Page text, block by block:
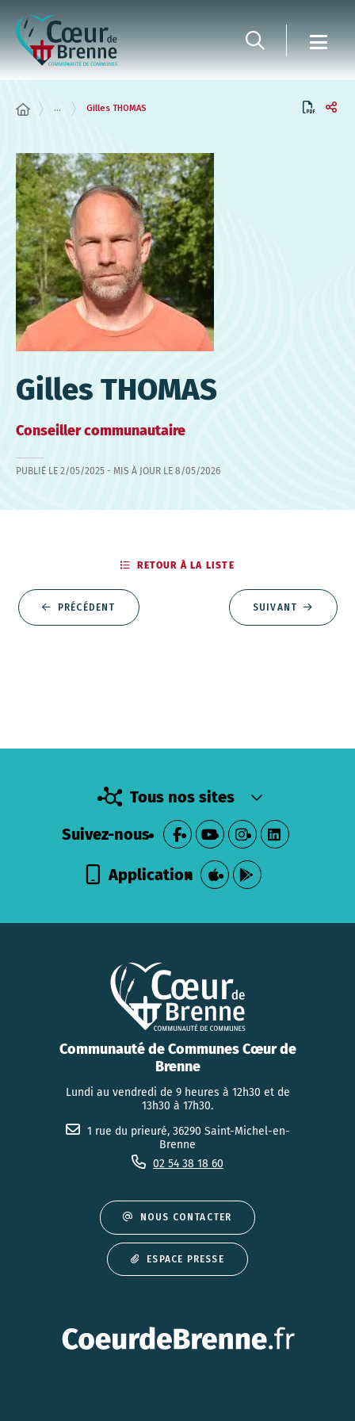
... Gilles THOMAS
Gilles THOMAS
Conseiller communautaire
PUBLIÉ LE 2/05/2025 - MIS À JOUR LE 8/05/2026
PRÉCÉDENT
RETOUR À LA LISTE
SUIVANT
Tous nos sites
Suivez-nous
Application
Communauté de Communes Cœur de
Brenne
Lundi au vendredi de 9 heures à 12h30 et de
13h30 à 17h30.
1 rue du prieuré, 36290 Saint-Michel-en-
Brenne
02 54 38 18 60
NOUS CONTACTER
ESPACE PRESSE